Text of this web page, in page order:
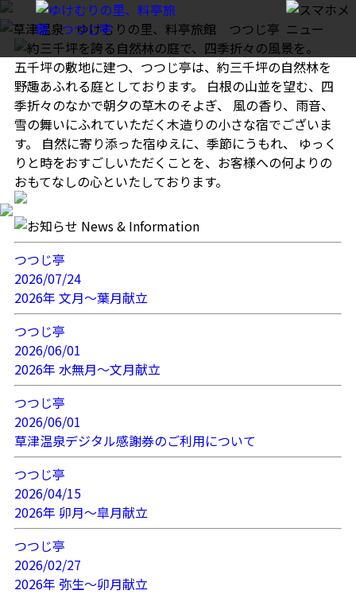
五千坪の敷地に建つ、つつじ亭は、約三千坪の自然林を
野趣あふれる庭としております。
白根の山並を望む、四
季折々のなかで朝夕の草木のそよぎ、
風の香り、雨音、
雪の舞いにふれていただく木造りの小さな宿でございま
す。
自然に寄り添った宿ゆえに、季節にうもれ、
ゆっく
りと時をおすごしいただくことを、お客様への何よりの
おもてなしの心といたしております。
つつじ亭
2026/07/24
2026年 文月～葉月献立
つつじ亭
2026/06/01
2026年 水無月～文月献立
つつじ亭
2026/06/01
草津温泉デジタル感謝券のご利用について
つつじ亭
2026/04/15
2026年 卯月～皐月献立
つつじ亭
2026/02/27
2026年 弥生～卯月献立